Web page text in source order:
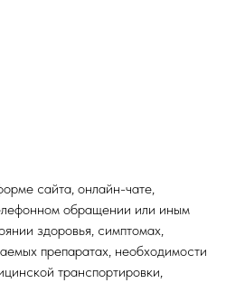
сайта, онлайн-чате,
обращении или иным
здоровья, симптомах,
препаратах, необходимости
транспортировки,